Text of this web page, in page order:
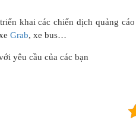
khai các chiến dịch quảng
Grab, xe bus…
yêu cầu của các bạn